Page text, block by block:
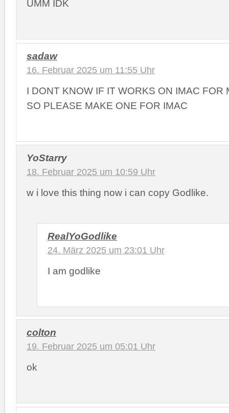
UMM IDK
sadaw
16. Februar 2025 um 11:55 Uhr
I DONT KNOW IF IT WORKS ON IMAC FOR
SO PLEASE MAKE ONE FOR IMAC
YoStarry
18. Februar 2025 um 10:59 Uhr
w i love this thing now i can copy Godlike.
RealYoGodlike
24. März 2025 um 23:01 Uhr
I am godlike
colton
19. Februar 2025 um 05:01 Uhr
ok